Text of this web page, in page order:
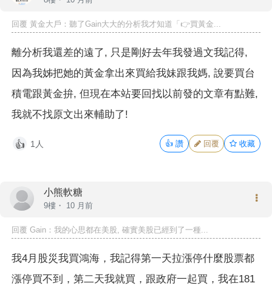
回覆 黃金大戶：聽了Gain大大的分析我才知道「👉買黃金...
離分析我還差的遠了, 只是剛好去年我發過文我記得,
因為我姊把她的黃金拿出來買給我妹跟我媽, 說要買台
積電跟黃金拚, 但現在本站要回找以前發的文章有點難,
我就不找原文出來輔助了!
👍 1人 👍 讚 回覆 收藏
小熊軟糖
9樓・ 10 月前
回覆 Gain：我的心思都在美股, 確實美股已經到了一種...
我4月股災我買鴻海，我記得第一天拉漲停什麼股票都
漲停買不到，第二天我就買，跟政府一起買，我在181